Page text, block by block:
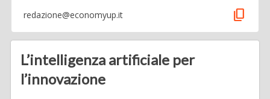
redazione@economyup.it content_copy
L’intelligenza artificiale per
l’innovazione